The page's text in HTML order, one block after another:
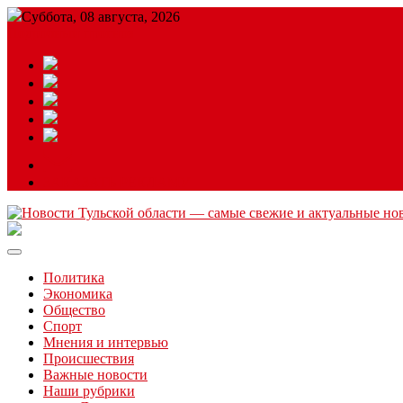
Суббота, 08 августа, 2026
Читайте последние новости дня в Тульской области на сайте
Политика
Экономика
Общество
Спорт
Мнения и интервью
Происшествия
Важные новости
Наши рубрики